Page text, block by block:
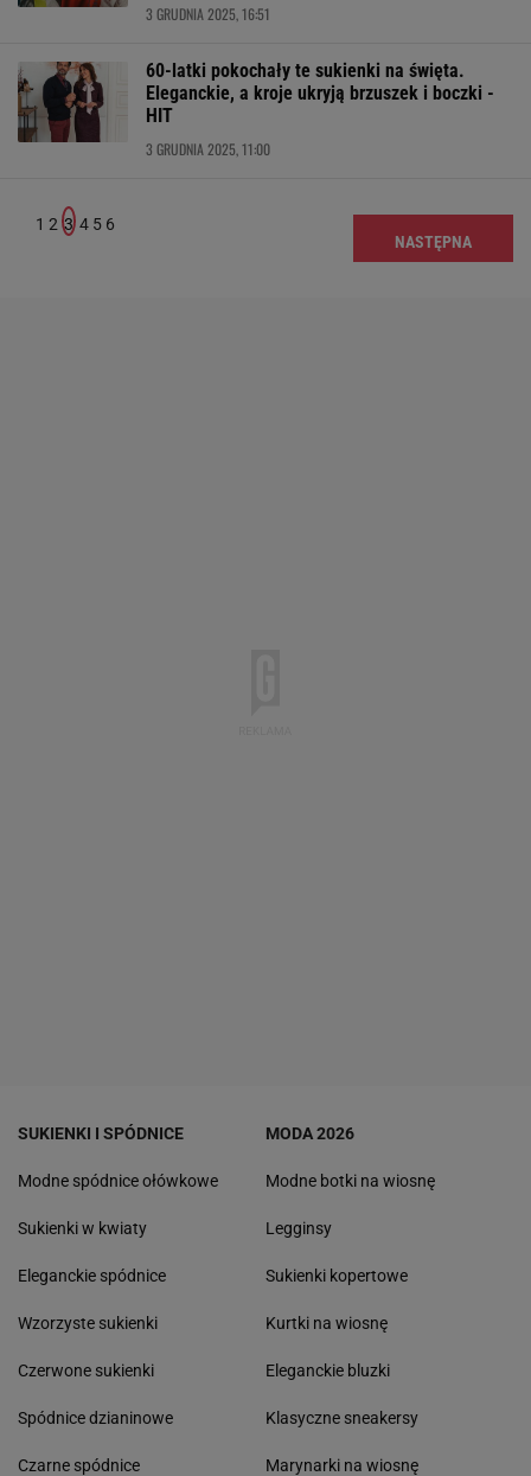
3 GRUDNIA 2025, 16:51
60-latki pokochały te sukienki na święta.
Eleganckie, a kroje ukryją brzuszek i boczki -
HIT
3 GRUDNIA 2025, 11:00
1 2 3 4 5 6
NASTĘPNA
SUKIENKI I SPÓDNICE
Modne spódnice ołówkowe
Sukienki w kwiaty
Eleganckie spódnice
Wzorzyste sukienki
Czerwone sukienki
Spódnice dzianinowe
Czarne spódnice
MODA 2026
Modne botki na wiosnę
Legginsy
Sukienki kopertowe
Kurtki na wiosnę
Eleganckie bluzki
Klasyczne sneakersy
Marynarki na wiosnę